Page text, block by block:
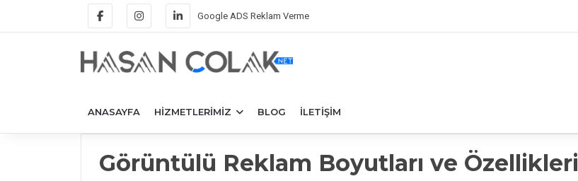
Google ADS Reklam Verme
ANASAYFA HIZMETLERIMIZ BLOG İLETIŞIM
Görüntülü Reklam Boyutları ve Özellikleri